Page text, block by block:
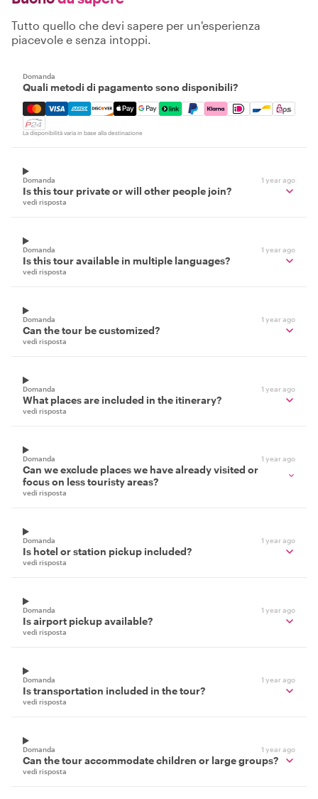
Tutto quello che devi sapere per un'esperienza
piacevole e senza intoppi.
Domanda
Quali metodi di pagamento sono disponibili?
Mastercard, Visa, Amex, Discover, Apple Pay, Google
La disponibilità varia in base alla destinazione
Domanda 1 year ago
Is this tour private or will other people join?
vedi risposta
Domanda 1 year ago
Is this tour available in multiple languages?
vedi risposta
Domanda 1 year ago
Can the tour be customized?
vedi risposta
Domanda 1 year ago
What places are included in the itinerary?
vedi risposta
Domanda 1 year ago
Can we exclude places we have already visited or
focus on less touristy areas?
vedi risposta
Domanda 1 year ago
Is hotel or station pickup included?
vedi risposta
Domanda 1 year ago
Is airport pickup available?
vedi risposta
Domanda 1 year ago
Is transportation included in the tour?
vedi risposta
Domanda 1 year ago
Can the tour accommodate children or large groups?
vedi risposta